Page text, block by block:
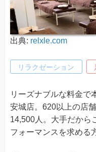
出典: relxle.com
リラクゼーション
リーズナブルな料金で
安城店。620以上の店
14,500人。大手だから
フォーマンスを求める